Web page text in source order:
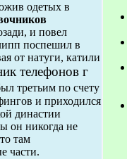
одетых в
и повел
поспешил в
от натуги, катили
телефонов г
третьим по счету
и приходился
династии
он никогда не
там
части.